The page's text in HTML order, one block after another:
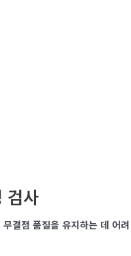
검사
결점 품질을 유지하는 데 어려